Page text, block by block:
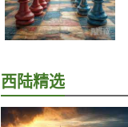
西陆精选